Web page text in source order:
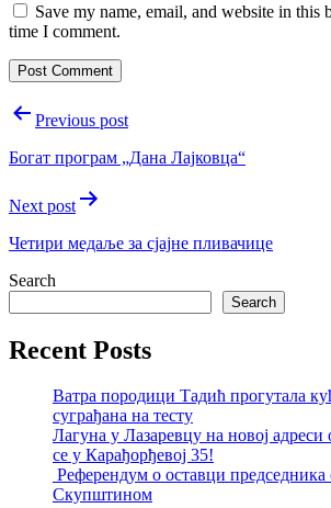
Save my name, email, and website in this
time I comment.
PostPrevious post
Богат програм „Дана Лајковца“
Next post
Четири медаље за сјајне пливачице
Search
Search
Recent Posts
Ватра породици Тадић прогутала
суграђана на тесту
Лагуна у Лазаревцу на новој
се у Карађорђевој 35!
Референдум о оставци
Скупштином